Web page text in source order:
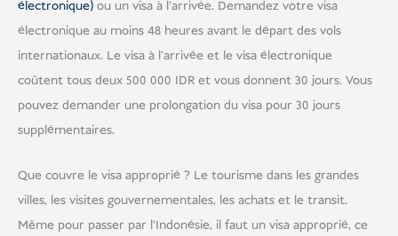
électronique) ou un visa à l'arrivée. Demandez votre visa
électronique au moins 48 heures avant le départ des vols
internationaux. Le visa à l'arrivée et le visa électronique
coûtent tous deux 500 000 IDR et vous donnent 30 jours. Vous
pouvez demander une prolongation du visa pour 30 jours
supplémentaires.
Que couvre le visa approprié ? Le tourisme dans les grandes
villes, les visites gouvernementales, les achats et le transit.
Même pour passer par l'Indonésie, il faut un visa approprié, ce